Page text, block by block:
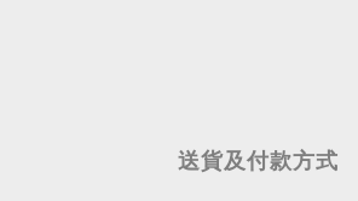
送貨及付款方式